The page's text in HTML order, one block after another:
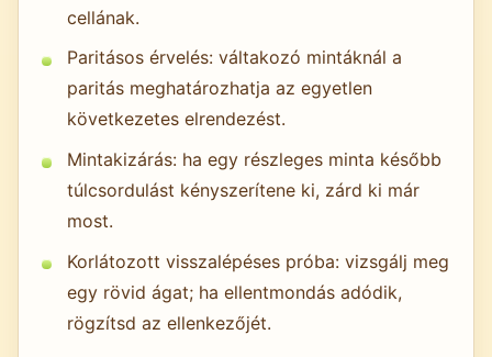
cellának.
Paritásos érvelés: váltakozó mintáknál a
paritás meghatározhatja az egyetlen
következetes elrendezést.
Mintakizárás: ha egy részleges minta később
túlcsordulást kényszerítene ki, zárd ki már
most.
Korlátozott visszalépéses próba: vizsgálj meg
egy rövid ágat; ha ellentmondás adódik,
rögzítsd az ellenkezőjét.